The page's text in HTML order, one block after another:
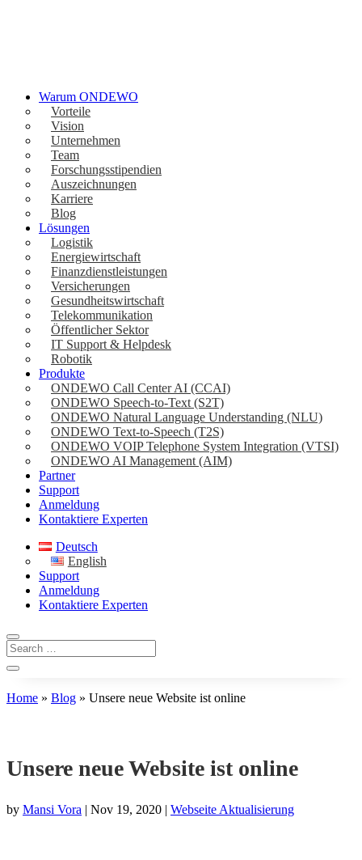
Warum ONDEWO
Vorteile
Vision
Unternehmen
Team
Forschungsstipendien
Auszeichnungen
Karriere
Blog
Lösungen
Logistik
Energiewirtschaft
Finanzdienstleistungen
Versicherungen
Gesundheitswirtschaft
Telekommunikation
Öffentlicher Sektor
IT Support & Helpdesk
Robotik
Produkte
ONDEWO Call Center AI (CCAI)
ONDEWO Speech-to-Text (S2T)
ONDEWO Natural Language Understanding (NLU)
ONDEWO Text-to-Speech (T2S)
ONDEWO VOIP Telephone System Integration (VTSI)
ONDEWO AI Management (AIM)
Partner
Support
Anmeldung
Kontaktiere Experten
Deutsch
English
Support
Anmeldung
Kontaktiere Experten
Home » Blog » Unsere neue Website ist online
Unsere neue Website ist online
by Mansi Vora | Nov 19, 2020 | Webseite Aktualisierung